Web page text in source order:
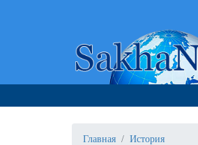
Главная История